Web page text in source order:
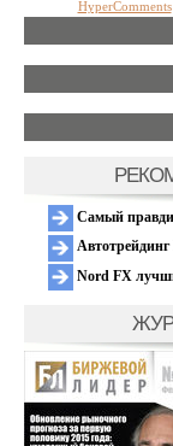
HyperComments
Самый
Автотрейдинг
Nord FX